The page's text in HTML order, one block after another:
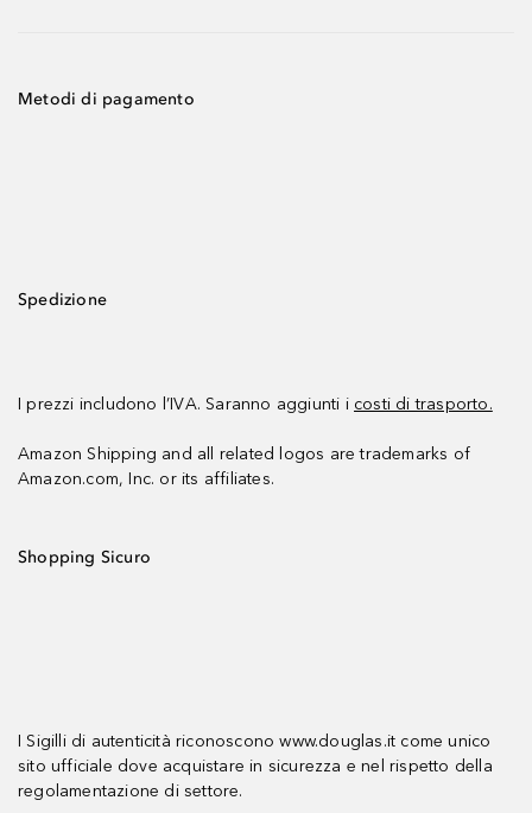
Metodi di pagamento
Spedizione
I prezzi includono l’IVA. Saranno aggiunti i costi di trasporto.
Amazon Shipping and all related logos are trademarks of
Amazon.com, Inc. or its affiliates.
Shopping Sicuro
I Sigilli di autenticità riconoscono www.douglas.it come unico
sito ufficiale dove acquistare in sicurezza e nel rispetto della
regolamentazione di settore.